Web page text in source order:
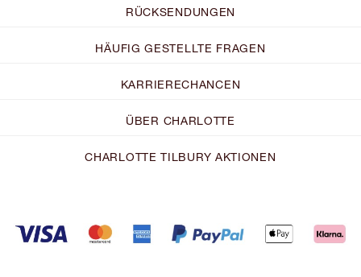
RÜCKSENDUNGEN
HÄUFIG GESTELLTE FRAGEN
KARRIERECHANCEN
ÜBER CHARLOTTE
CHARLOTTE TILBURY AKTIONEN